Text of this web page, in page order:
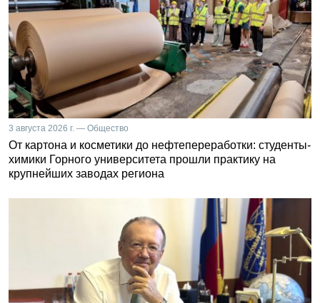
3 августа 2026 г. — Общество
От картона и косметики до нефтепереработки: студенты-
химики Горного университета прошли практику на
крупнейших заводах региона